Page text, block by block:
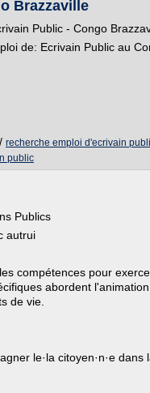
Brazzaville
Public - Congo
de: Ecrivain Public au
/ recherche emploi d'ecrivain
public
Publics
autrui
compétences pour
abordent
de vie.
le·la citoyen·n·e dans